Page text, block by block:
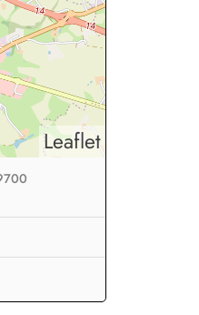
ultra rapide
Leaflet